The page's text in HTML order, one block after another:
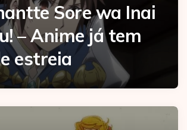
Sore wa Inai
– Anime já tem
estreia